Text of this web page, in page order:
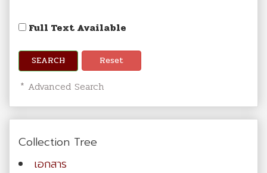
Full Text Available
SEARCH Reset
* Advanced Search
Collection Tree
เอกสาร